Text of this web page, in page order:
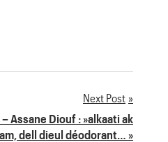
Next Post
Assane Diouf : »alkaati ak
dell dieul déodorant… »